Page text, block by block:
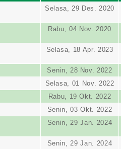
Selasa, 29 Des. 2020
Rabu, 04 Nov. 2020
Selasa, 18 Apr. 2023
Senin, 28 Nov. 2022
Selasa, 01 Nov. 2022
Rabu, 19 Okt. 2022
Senin, 03 Okt. 2022
Senin, 29 Jan. 2024
Senin, 29 Jan. 2024